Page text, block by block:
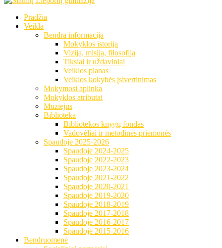
Pradžia
Veikla
Bendra informacija
Mokyklos istorija
Vizija, misija, filosofija
Tikslai ir uždaviniai
Veiklos planas
Veiklos kokybės įsivertinimas
Mokymosi aplinka
Mokyklos atributai
Muziejus
Biblioteka
Bibliotekos knygų fondas
Vadovėliai ir metodinės priemonės
Spaudoje 2025-2026
Spaudoje 2024-2025
Spaudoje 2022-2023
Spaudoje 2023-2024
Spaudoje 2021-2022
Spaudoje 2020-2021
Spaudoje 2019-2020
Spaudoje 2018-2019
Spaudoje 2017-2018
Spaudoje 2016-2017
Spaudoje 2015-2016
Bendruomenė